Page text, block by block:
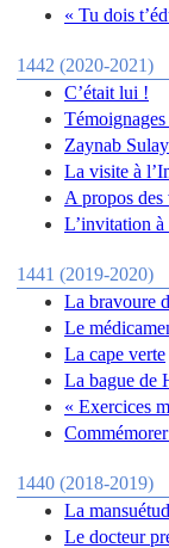
« Tu dois
1442 (2020-2021)
C’était lui !
Zaynab
La visite à
A propos des
L’invitation à
1441 (2019-2020)
La bravoure
Le
La cape verte
La bague de
« Exercices
1440 (2018-2019)
La
Le docteur